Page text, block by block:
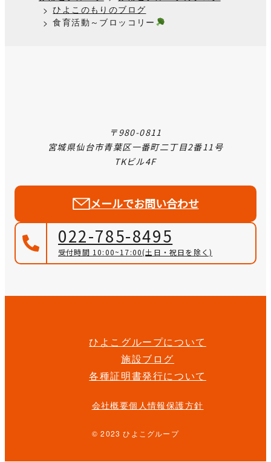
ひよこのもりのブログ
食育活動～ブロッコリー
〒980-0811
宮城県仙台市青葉区一番町二丁目2番11号
TKビル4F
メールでお問い合わせ
022-785-8495
受付時間 10:00~17:00(土日・祝日を除く)
ひよこグループについて
施設ブログ
各種証明書発行について
会社概要個人情報保護方針
© 2023 ひよこグループ